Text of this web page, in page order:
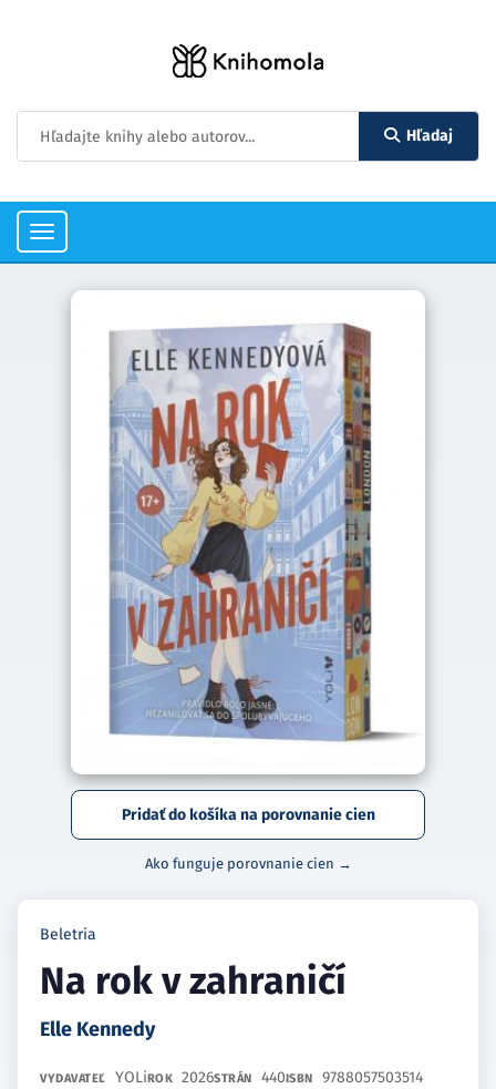
Hľadaj
Toggle
navigation
Pridať do košíka na porovnanie cien
Ako funguje porovnanie cien →
Beletria
Na rok v zahraničí
Elle Kennedy
VYDAVATEĽ YOLiROK 2026STRÁN 440ISBN 9788057503514